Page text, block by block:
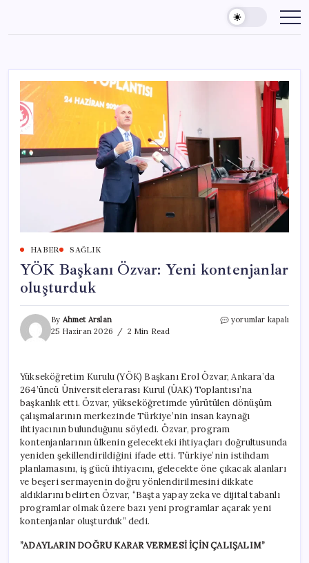
content
HABER SAĞLIK
YÖK Başkanı Özvar: Yeni kontenjanlar
oluşturduk
By Ahmet Arslan
25 Haziran 2026
2 Min Read
YÖK
oluşturduk
için
yorumlar kapalı
Yükseköğretim Kurulu (YÖK) Başkanı Erol Özvar, Ankara’da
264’üncü Üniversitelerarası Kurul (ÜAK) Toplantısı’na
başkanlık etti. Özvar, yükseköğretimde yürütülen dönüşüm
çalışmalarının merkezinde Türkiye’nin insan kaynağı
ihtiyacının bulunduğunu söyledi. Özvar, program
kontenjanlarının ülkenin gelecekteki ihtiyaçları doğrultusunda
yeniden şekillendirildiğini ifade etti. Türkiye’nin istihdam
planlamasını, iş gücü ihtiyacını, gelecekte öne çıkacak alanları
ve beşeri sermayenin doğru yönlendirilmesini dikkate
aldıklarını belirten Özvar, “Başta yapay zeka ve dijital tabanlı
programlar olmak üzere bazı yeni programlar açarak yeni
kontenjanlar oluşturduk” dedi.
”ADAYLARIN DOĞRU KARAR VERMESİ İÇİN ÇALIŞALIM”